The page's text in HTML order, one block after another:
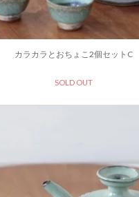
カラカラとおちょこ2個セットC
SOLD OUT